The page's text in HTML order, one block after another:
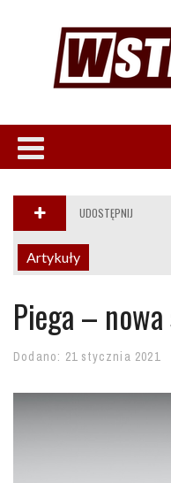
UDOSTĘPNIJ
Artykuły
Piega –
Dodano: 21 stycznia 2021